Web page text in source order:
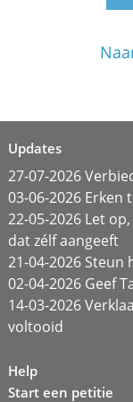
Updates
27-07-2026
03-06-2026
22-05-2026 Let
dat zélf aangeeft
21-04-2026 Steun
02-04-2026 Geef
14-03-2026
voltooid
Help
Start een petitie